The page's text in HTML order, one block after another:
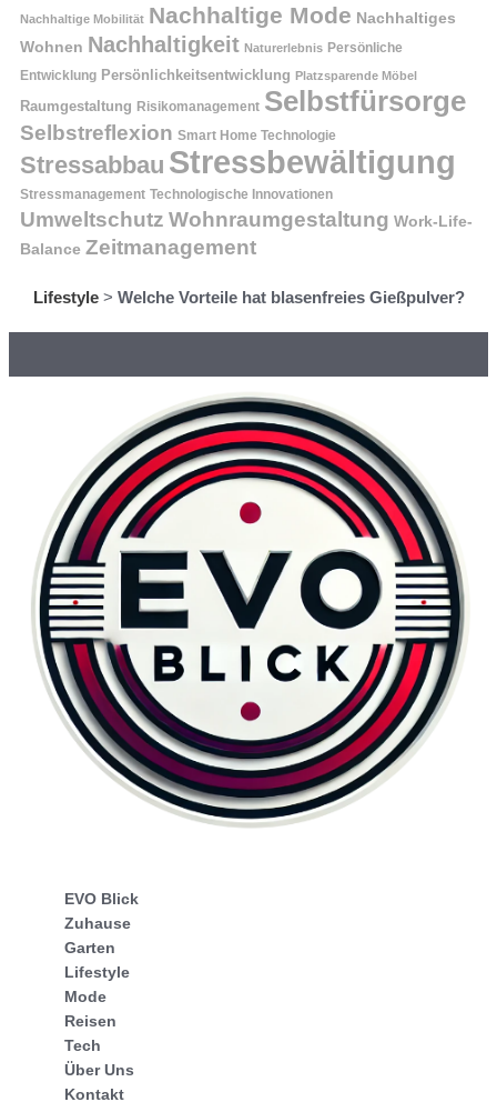
Nachhaltige Mobilität Nachhaltige Mode Nachhaltiges
Wohnen Nachhaltigkeit Naturerlebnis Persönliche
Entwicklung Persönlichkeitsentwicklung Platzsparende Möbel
Raumgestaltung Risikomanagement Selbstfürsorge
Selbstreflexion Smart Home Technologie
Stressabbau Stressbewältigung
Stressmanagement Technologische Innovationen
Umweltschutz Wohnraumgestaltung Work-Life-
Balance Zeitmanagement
Lifestyle> Welche Vorteile hat blasenfreies Gießpulver?
EVO Blick
Zuhause
Garten
Lifestyle
Mode
Reisen
Tech
Über Uns
Kontakt